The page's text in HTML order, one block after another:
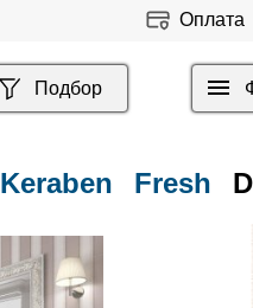
Оплата
Подбор
Keraben Fresh